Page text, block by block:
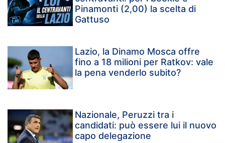
Pinamonti (2,00) la scelta di
Gattuso
Lazio, la Dinamo Mosca offre
fino a 18 milioni per Ratkov: vale
la pena venderlo subito?
Nazionale, Peruzzi tra i
candidati: può essere lui il nuovo
capo delegazione